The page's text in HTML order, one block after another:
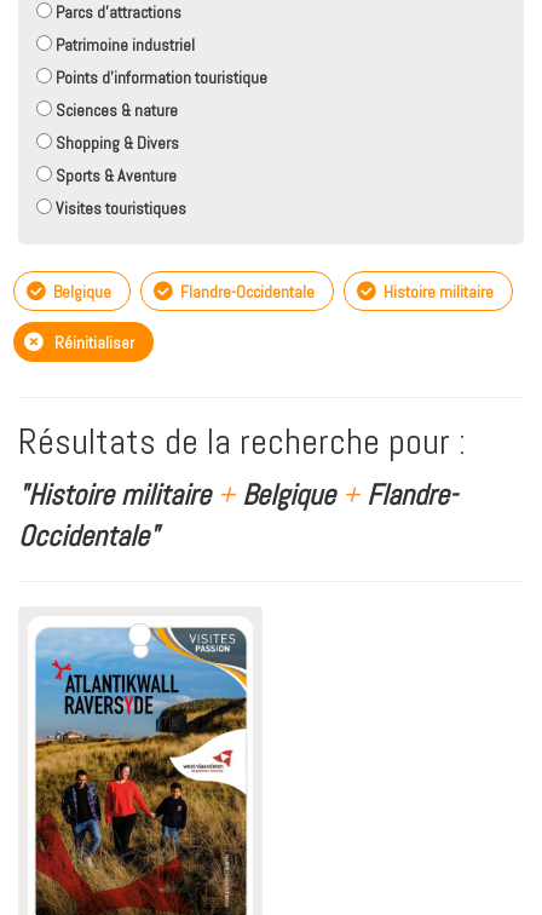
Parcs d'attractions
Patrimoine industriel
Points d'information touristique
Sciences & nature
Shopping & Divers
Sports & Aventure
Visites touristiques
Belgique Flandre-Occidentale Histoire militaire
Réinitialiser
Résultats de la recherche pour :
"Histoire militaire +Belgique +Flandre-
Occidentale"